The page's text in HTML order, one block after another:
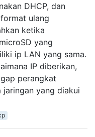
DHCP, dan
ulang
ketika
yang
ip LAN yang sama.
IP diberikan,
perangkat
yang diakui